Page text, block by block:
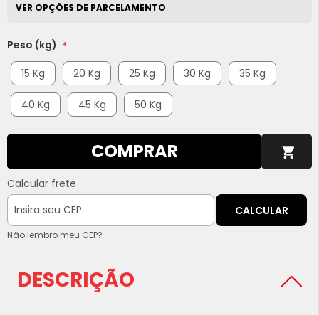
VER OPÇÕES DE PARCELAMENTO
Peso (kg)
15 Kg
20 Kg 25 Kg 30 Kg 35 Kg
40 Kg 45 Kg 50 Kg
COMPRAR
Calcular frete
CALCULAR
Não lembro meu CEP?
DESCRIÇÃO